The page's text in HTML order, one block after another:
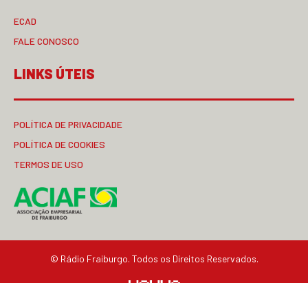
ECAD
FALE CONOSCO
LINKS ÚTEIS
POLÍTICA DE PRIVACIDADE
POLÍTICA DE COOKIES
TERMOS DE USO
© Rádio Fraiburgo. Todos os Direitos Reservados.